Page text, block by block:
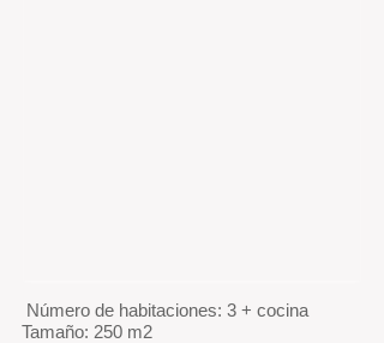
Número de habitaciones: 3 + cocina
Tamaño: 250 m2